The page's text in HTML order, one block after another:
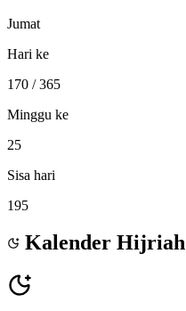
Jumat
Hari ke
170 / 365
Minggu ke
25
Sisa hari
195
Kalender Hijriah